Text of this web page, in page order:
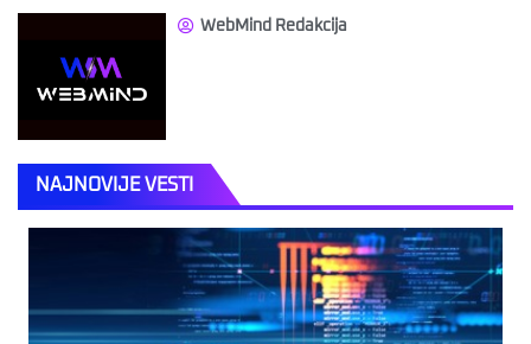
WebMind Redakcija
NAJNOVIJE VESTI